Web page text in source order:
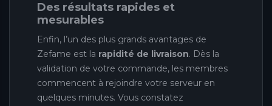
Des résultats rapides et
mesurables
Enfin, l’un des plus grands avantages de
Zefame est la rapidité de livraison. Dès la
validation de votre commande, les membres
commencent à rejoindre votre serveur en
quelques minutes. Vous constatez